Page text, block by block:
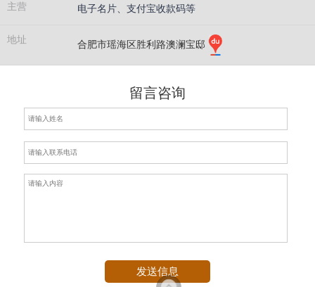
主营 电子名片、支付宝收款码等
地址 合肥市瑶海区胜利路澳澜宝邸
留言咨询